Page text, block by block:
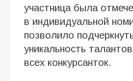
участница была
в индивидуальной
позволило
уникальность
всех конкурсанток.